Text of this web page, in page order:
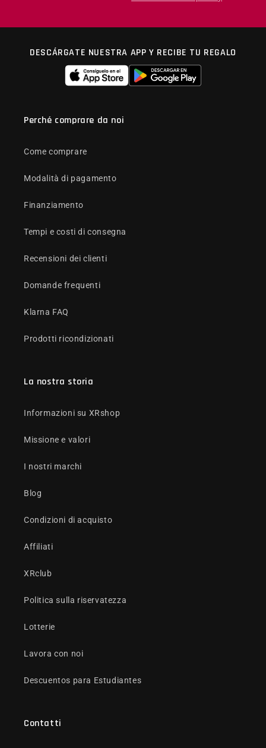
DESCÁRGATE NUESTRA APP Y RECIBE TU REGALO
Perché comprare da noi
Come comprare
Modalità di pagamento
Finanziamento
Tempi e costi di consegna
Recensioni dei clienti
Domande frequenti
Klarna FAQ
Prodotti ricondizionati
La nostra storia
Informazioni su XRshop
Missione e valori
I nostri marchi
Blog
Condizioni di acquisto
Affiliati
XRclub
Politica sulla riservatezza
Lotterie
Lavora con noi
Descuentos para Estudiantes
Contatti